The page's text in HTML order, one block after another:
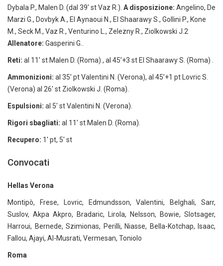
Dybala P., Malen D. (dal 39′ st Vaz R.). A disposizione: Angelino, De
Marzi G., Dovbyk A., El Aynaoui N., El Shaarawy S., Gollini P., Kone
M., Seck M., Vaz R., Venturino L., Zelezny R., Ziolkowski J.2
Allenatore: Gasperini G..
Reti: al 11′ st Malen D. (Roma) , al 45’+3 st El Shaarawy S. (Roma) .
Ammonizioni: al 35′ pt Valentini N. (Verona), al 45’+1 pt Lovric S.
(Verona) al 26′ st Ziolkowski J. (Roma).
Espulsioni: al 5′ st Valentini N. (Verona).
Rigori sbagliati: al 11′ st Malen D. (Roma).
Recupero: 1′ pt, 5′ st
Convocati
Hellas Verona
Montipò, Frese, Lovric, Edmundsson, Valentini, Belghali, Sarr,
Suslov, Akpa Akpro, Bradaric, Lirola, Nelsson, Bowie, Slotsager,
Harroui, Bernede, Szimionas, Perilli, Niasse, Bella-Kotchap, Isaac,
Fallou, Ajayi, Al-Musrati, Vermesan, Toniolo
Roma